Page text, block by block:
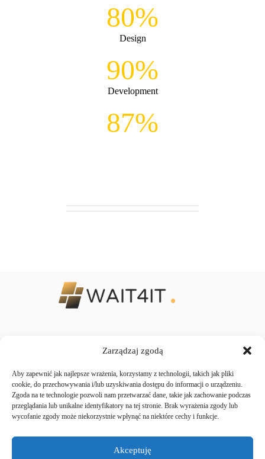
Zarządzaj zgodą
Aby zapewnić jak najlepsze wrażenia, korzystamy z technologii, takich jak pliki
cookie, do przechowywania i/lub uzyskiwania dostępu do informacji o urządzeniu.
Zgoda na te technologie pozwoli nam przetwarzać dane, takie jak zachowanie podczas
przeglądania lub unikalne identyfikatory na tej stronie. Brak wyrażenia zgody lub
wycofanie zgody może niekorzystnie wpłynąć na niektóre cechy i funkcje.
Akceptuję
80%
Design
90%
Development
87%
Regulaminy
Polityka Prywatności
Regulamin usług hostingowych
Kontakt
+48 533 30 75 30